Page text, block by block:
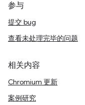
参与
提交 bug
查看未处理完毕的问题
相关内容
Chromium 更新
案例研究